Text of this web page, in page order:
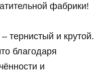
фабрики!
тернистый и крутой.
благодаря
и